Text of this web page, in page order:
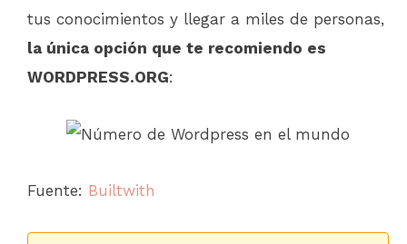
tus conocimientos y llegar a miles de personas,
la única opción que te recomiendo es
WORDPRESS.ORG:
Fuente: Builtwith